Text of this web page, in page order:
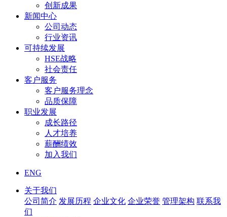
创新成果
新闻中心
公司动态
行业资讯
可持续发展
HSE战略
社会责任
客户服务
客户服务理念
品质保障
职业发展
成长路径
人才培养
薪酬绩效
加入我们
ENG
关于我们
公司简介 发展历程 企业文化 企业荣誉 管理架构 联系我
们